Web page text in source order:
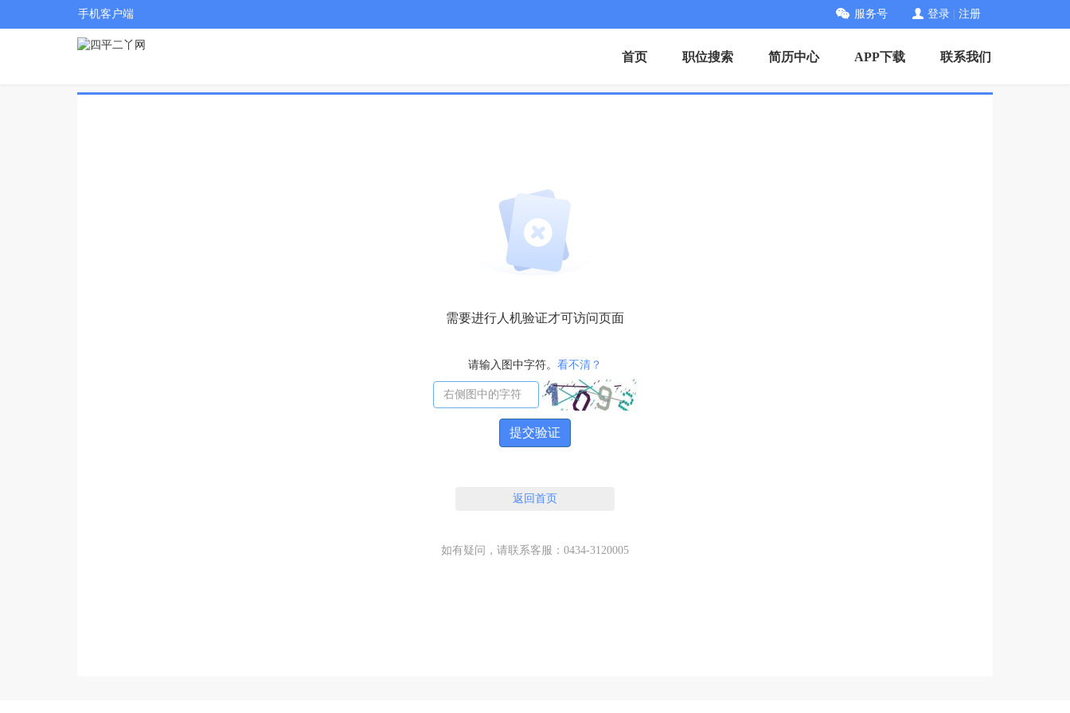
手机客户端 服务号 登录 注册
首页 职位搜索 简历中心 APP下载 联系我们
需要进行人机验证才可访问页面
请输入图中字符。 看不清？
提交验证
返回首页
如有疑问，请联系客服：0434-3120005